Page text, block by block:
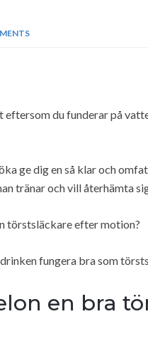
du funderar på
ge dig en så klar och
tränar och vill återhämta
törstsläckare efter motion?
fungera bra som
en bra